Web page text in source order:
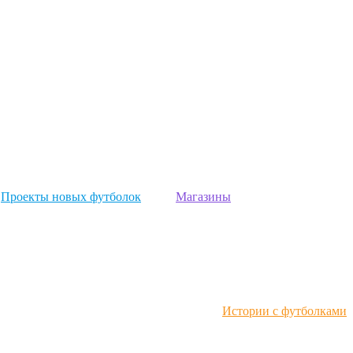
Магазины
Проекты новых футболок
Истории с футболками